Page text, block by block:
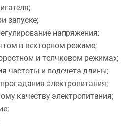
запуске;
напряжения;
в векторном режиме;
и толчковом режимах;
частоты и подсчета длины;
электропитания;
качеству электропитания;